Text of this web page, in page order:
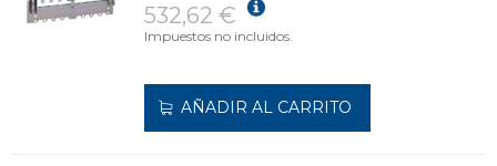
532,62 €
Impuestos no incluidos.
AÑADIR AL CARRITO